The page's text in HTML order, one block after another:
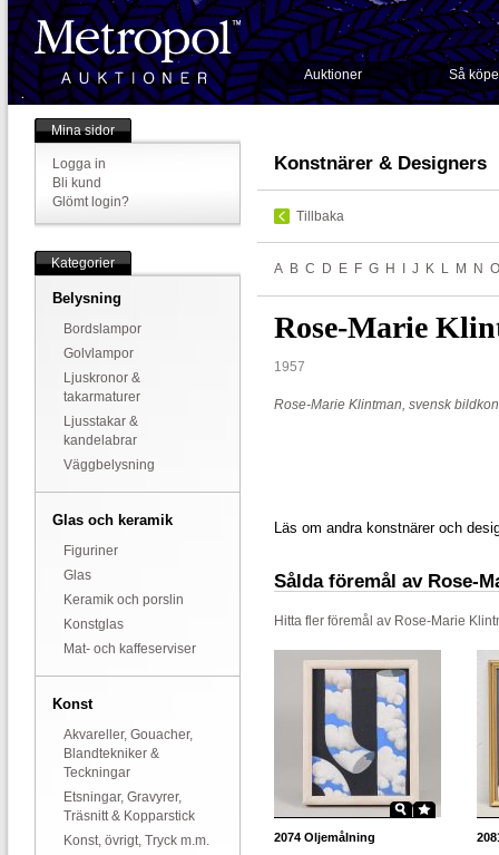
Auktioner Så
Mina sidor
Logga in
Bli kund
Glömt login?
Kategorier
Belysning
Bordslampor
Golvlampor
Ljuskronor &
takarmaturer
Ljusstakar &
kandelabrar
Väggbelysning
Glas och keramik
Figuriner
Glas
Keramik och porslin
Konstglas
Mat- och kaffeserviser
Konst
Akvareller, Gouacher,
Blandtekniker &
Teckningar
Etsningar, Gravyrer,
Träsnitt & Kopparstick
Konst, övrigt, Tryck m.m.
Konstnärer & Designers
Tillbaka
A B C D E F G H J K L M N O
Rose-Marie
1957
Rose-Marie Klintman, svensk
Läs om andra konstnärer och
Sålda föremål av Rose-
Hitta fler föremål av Rose-Marie
2074 Oljemålning